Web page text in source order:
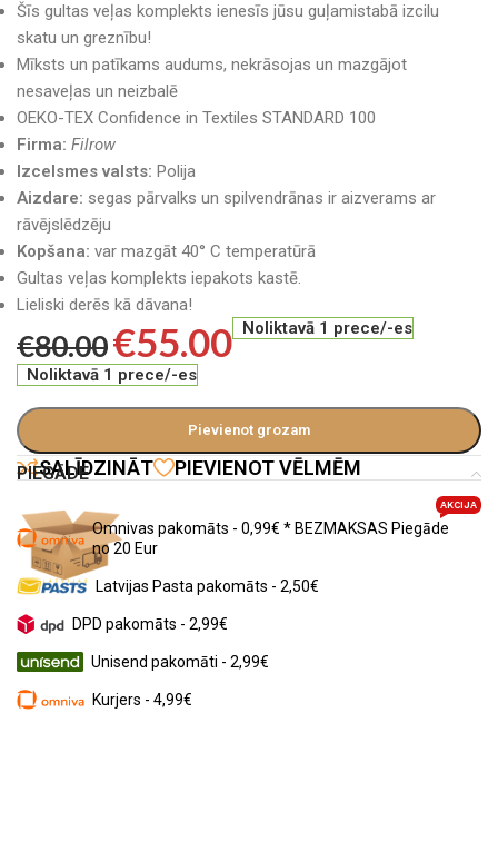
Šīs gultas veļas komplekts ienesīs jūsu guļamistabā izcilu
skatu un greznību!
Mīksts un patīkams audums, nekrāsojas un mazgājot
nesaveļas un neizbalē
OEKO-TEX Confidence in Textiles STANDARD 100
Firma: Filrow
Izcelsmes valsts: Polija
Aizdare: segas pārvalks un spilvendrānas ir aizverams ar
rāvējslēdzēju
Kopšana: var mazgāt 40° C temperatūrā
Gultas veļas komplekts iepakots kastē.
Lieliski derēs kā dāvana!
€80.00€55.00 Noliktavā 1 prece/-es
Noliktavā 1 prece/-es
Pievienot grozam
SALĪDZINĀT PIEVIENOT VĒLMĒM
PIEGĀDE
Omnivas pakomāts - 0,99€ * BEZMAKSAS Piegāde
no 20 Eur
AKCIJA
Latvijas Pasta pakomāts - 2,50€
DPD pakomāts - 2,99€
Unisend pakomāti - 2,99€
Kurjers - 4,99€